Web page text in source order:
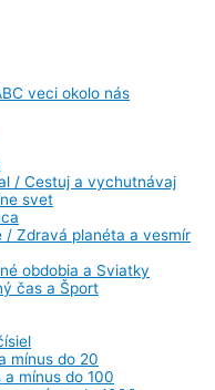
veci okolo nás
/ Cestuj a vychutnávaj
svet
/ Zdravá planéta a vesmír
obdobia a Sviatky
čas a Šport
mínus do 20
a mínus do 100